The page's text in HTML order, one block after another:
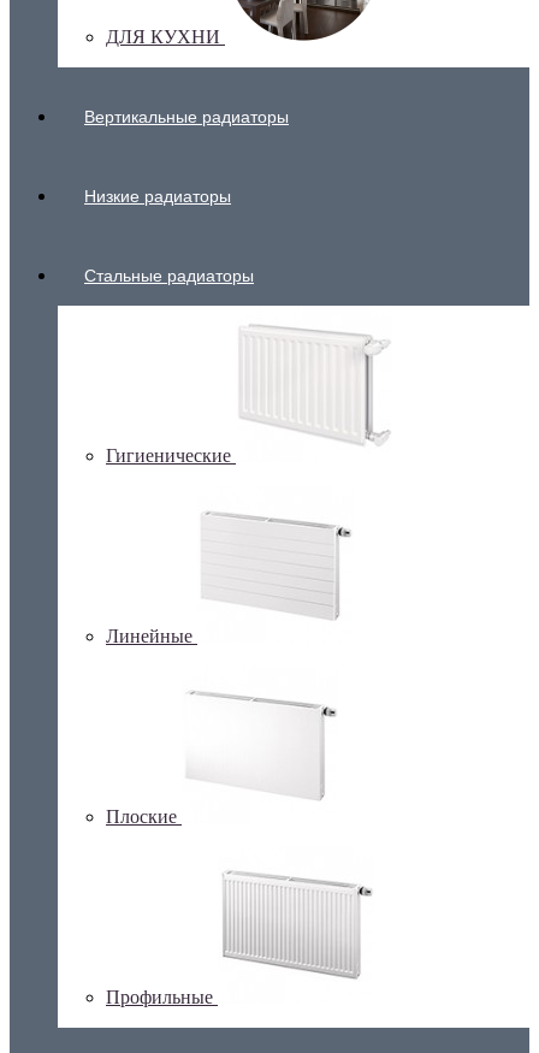
ДЛЯ КУХНИ
Вертикальные радиаторы
Низкие радиаторы
Стальные радиаторы
Гигиенические
Линейные
Плоские
Профильные